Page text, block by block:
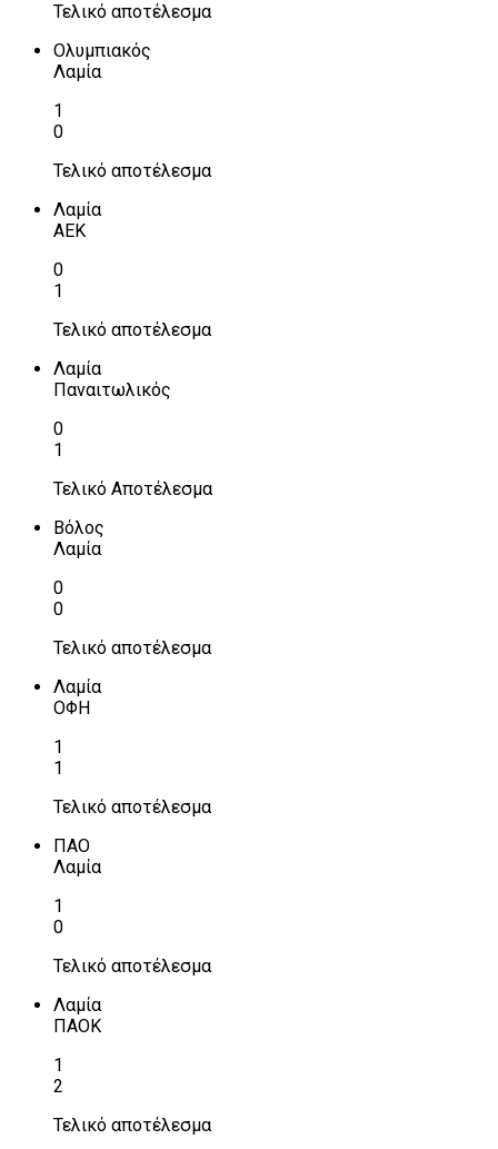
Τελικό αποτέλεσμα
Ολυμπιακός
Λαμία
1
0
Τελικό αποτέλεσμα
Λαμία
ΑΕΚ
0
1
Τελικό αποτέλεσμα
Λαμία
Παναιτωλικός
0
1
Τελικό Αποτέλεσμα
Βόλος
Λαμία
0
0
Τελικό αποτέλεσμα
Λαμία
ΟΦΗ
1
1
Τελικό αποτέλεσμα
ΠΑΟ
Λαμία
1
0
Τελικό αποτέλεσμα
Λαμία
ΠΑΟΚ
1
2
Τελικό αποτέλεσμα